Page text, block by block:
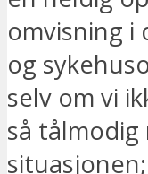
omvisning i
og
selv om vi
så